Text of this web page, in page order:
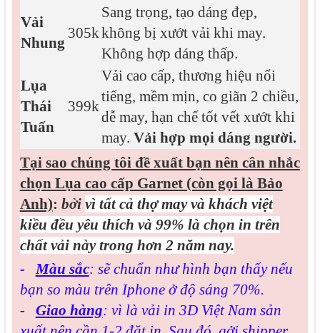
Vải
Nhung
305k
Sang trọng, tạo dáng đẹp,
không bị xướt vải khi may.
Không hợp dáng thấp.
Lụa
Thái
Tuấn
399k
Vải cao cấp, thương hiệu nổi
tiếng, mềm mịn, co giãn 2 chiều,
dễ may, hạn chế tốt vết xướt khi
may. Vải hợp mọi dáng người.
Tại sao chúng tôi đề xuất bạn nên cân nhắc
chọn Lụa cao cấp Garnet (còn gọi là Bảo
Anh): bởi vì tất cả thợ may và khách việt
kiều đều yêu thích và 99% là chọn in trên
chất vải này trong hơn 2 năm nay.
-Màu sắc: sẽ chuẩn như hình bạn thấy nếu
bạn so màu trên Iphone ở độ sáng 70%.
- Giao hàng: vì là vải in 3D Việt Nam sản